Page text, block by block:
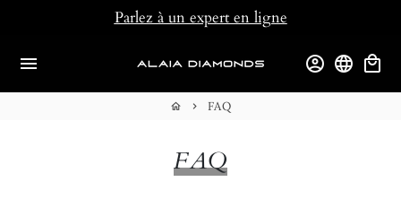
contenu
Parlez à un expert en ligne
menu account_circle language local_mall
home keyboard_arrow_right FAQ
FAQ